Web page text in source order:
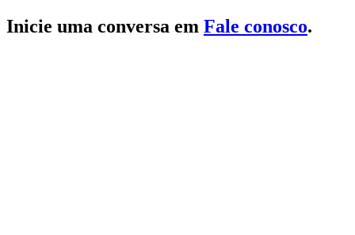
Inicie uma conversa em Fale conosco.